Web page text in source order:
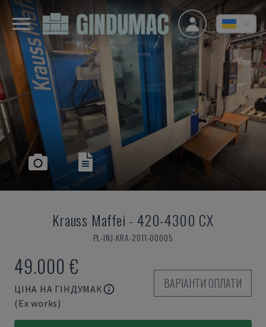
Krauss Maffei - 420-4300 CX
PL-INJ-KRA-2011-00005
49.000 €
ЦІНА НА ГІНДУМАК
(Ex works)
ВАРІАНТИ ОПЛАТИ